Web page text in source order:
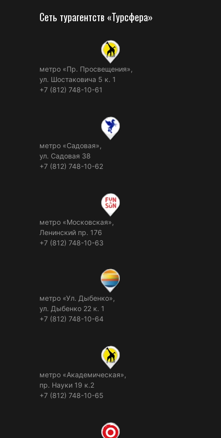
Сеть турагентств «Турсфера»
метро «Пр. Просвещения»,
ул. Шостаковича 5 к. 1
+7 (812) 748-10-61
метро «Садовая»,
ул. Садовая 38
+7 (812) 748-10-62
метро «Московская»,
Ленинский пр. 176
+7 (812) 748-10-63
метро «Ул. Дыбенко»,
ул. Дыбенко 22 к. 1
+7 (812) 748-10-64
метро «Академическая»,
пр. Науки 19 к.2
+7 (812) 748-10-65